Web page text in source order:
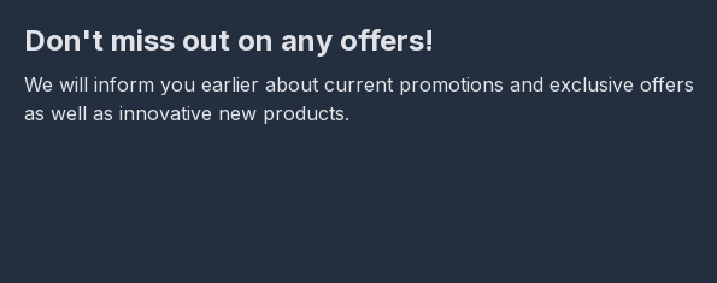
Don't miss out on any offers!
We will inform you earlier about current promotions and exclusive offers
as well as innovative new products.